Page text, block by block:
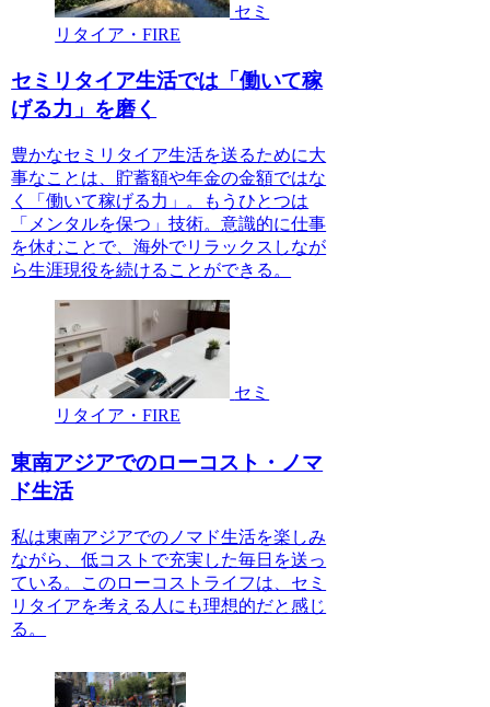
セミ
リタイア・FIRE
セミリタイア生活では「働いて稼
げる力」を磨く
豊かなセミリタイア生活を送るために大
事なことは、貯蓄額や年金の金額ではな
く「働いて稼げる力」。もうひとつは
「メンタルを保つ」技術。意識的に仕事
を休むことで、海外でリラックスしなが
ら生涯現役を続けることができる。
セミ
リタイア・FIRE
東南アジアでのローコスト・ノマ
ド生活
私は東南アジアでのノマド生活を楽しみ
ながら、低コストで充実した毎日を送っ
ている。このローコストライフは、セミ
リタイアを考える人にも理想的だと感じ
る。